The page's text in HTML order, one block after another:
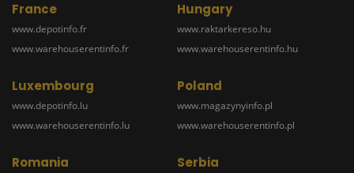
France
www.depotinfo.fr
www.warehouserentinfo.fr
Hungary
www.raktarkereso.hu
www.warehouserentinfo.hu
Luxembourg
www.depotinfo.lu
www.warehouserentinfo.lu
Poland
www.magazynyinfo.pl
www.warehouserentinfo.pl
Romania Serbia